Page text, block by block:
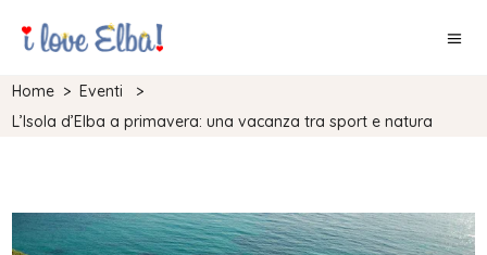
Home >Eventi
>
L’Isola d’Elba a primavera: una vacanza tra sport e natura